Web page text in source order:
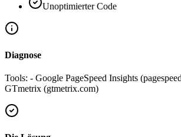
Unoptimierter Code
Diagnose
Tools: - Google PageSpeed Insights
GTmetrix (gtmetrix.com)